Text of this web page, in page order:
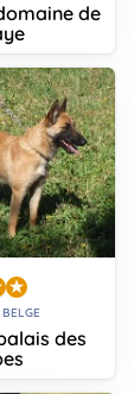
de
des